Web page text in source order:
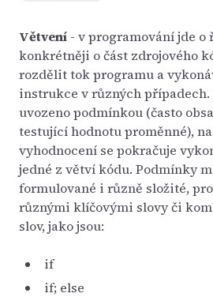
Větvení - v programování jde
konkrétněji o část zdrojového
rozdělit tok programu a
instrukce v různých případech.
uvozeno podmínkou (často
testující hodnotu proměnné),
vyhodnocení se pokračuje
jedné z větví kódu. Podmínky
formulované i různě složité,
různými klíčovými slovy či
slov, jako jsou:
if
if; else